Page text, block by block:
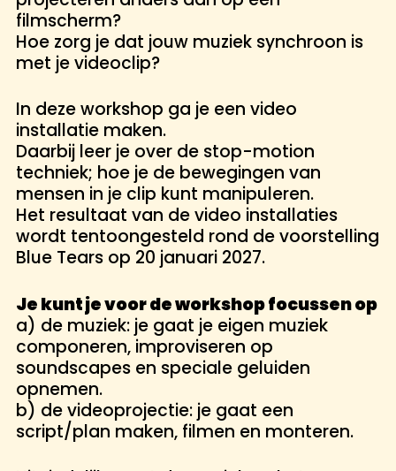
filmscherm?
Hoe zorg je dat jouw muziek synchroon is
met je videoclip?
In deze workshop ga je een video
installatie maken.
Daarbij leer je over de stop-motion
techniek; hoe je de bewegingen van
mensen in je clip kunt manipuleren.
Het resultaat van de video installaties
wordt tentoongesteld rond de voorstelling
Blue Tears op 20 januari 2027.
Je kunt je voor de workshop focussen op
a) de muziek: je gaat je eigen muziek
componeren, improviseren op
soundscapes en speciale geluiden
opnemen.
b) de videoprojectie: je gaat een
script/plan maken, filmen en monteren.